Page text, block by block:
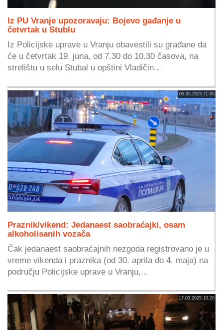
Iz PU Vranje upozoravaju: Bojevo gađanje u
četvrtak u Stublu
Iz Policijske uprave u Vranju obavestili su građane da
će u četvrtak 19. juna, od 7.30 do 10.30 časova, na
strelištu u selu Stubal u opštini Vladičin...
05.05.2025 11:05
Praznik/vikend: Jedanaest saobraćajki, osam
alkoholisanih vozača
Čak jedanaest saobraćajnih nezgoda registrovano je u
vreme vikenda i praznika (od 30. aprila do 4. maja) na
području Policijske uprave u Vranju,...
17.03.2025 10:20